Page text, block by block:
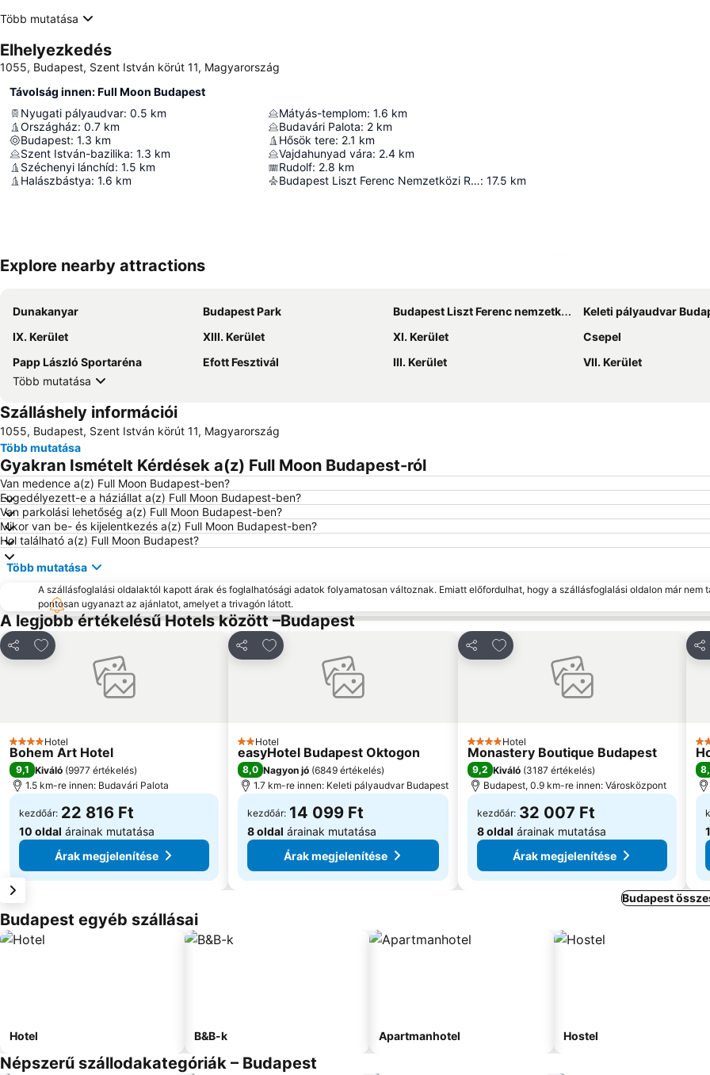
Több mutatása
Elhelyezkedés
1055, Budapest, Szent István körút 11, Magyarország
Távolság innen: Full Moon Budapest
Nyugati pályaudvar: 0.5 km
Országház: 0.7 km
Budapest: 1.3 km
Szent István-bazilika: 1.3 km
Széchenyi lánchíd: 1.5 km
Halászbástya: 1.6 km
Mátyás-templom: 1.6 km
Budavári Palota: 2 km
Hősök tere: 2.1 km
Vajdahunyad vára: 2.4 km
Rudolf: 2.8 km
Budapest Liszt Ferenc Nemzetközi Repülőtér: 17.5 km
Explore nearby attractions
Dunakanyar Budapest Park Budapest Liszt Ferenc nemzetközi repülőtér
Keleti pályaudvar
IX. Kerület
XIII. Kerület XI. Kerület
Csepel
Papp László Sportaréna
Efott Fesztivál III. Kerület
VII. Kerület
Több mutatása
Szálláshely információi
1055, Budapest, Szent István körút 11, Magyarország
Több mutatása
Gyakran Ismételt Kérdések a(z) Full Moon Budapest-ról
Van medence a(z) Full Moon Budapest-ben?
Engedélyezett-e a háziállat a(z) Full Moon Budapest-ben?
Van parkolási lehetőség a(z) Full Moon Budapest-ben?
Mikor van be- és kijelentkezés a(z) Full Moon Budapest-ben?
Hol található a(z) Full Moon Budapest?
Több mutatása
A szállásfoglalási oldalaktól kapott árak és foglalhatósági adatok folyamatosan változnak. Emiatt előfordulhat, hogy a szállásfoglalási oldalon már nem
pontosan ugyanazt az ajánlatot, amelyet a trivagón látott.
A legjobb értékelésű Hotels között –Budapest
Megosztás
Hozzáadás a kedvencekhez
4 Kategória
Hotel
Bohem Art Hotel
9,1 Kiváló (9977 értékelés)
1.5 km-re innen: Budavári Palota
kezdőár: 22 816 Ft
10 oldal árainak mutatása
Árak megjelenítése
Megosztás
Hozzáadás a kedvencekhez
2 Kategória
Hotel
easyHotel Budapest Oktogon
8,0 Nagyon jó (6849 értékelés)
1.7 km-re innen: Keleti pályaudvar Budapest
kezdőár: 14 099 Ft
8 oldal árainak mutatása
Árak megjelenítése
Megosztás
Hozzáadás a kedvencekhez
4 Kategória
Hotel
Monastery Boutique Budapest
9,2 Kiváló (3187 értékelés)
Budapest, 0.9 km-re innen: Városközpont
kezdőár: 32 007 Ft
8 oldal árainak mutatása
Árak megjelenítése
4
Budapest
Budapest egyéb szállásai
Hotel B&B-k Apartmanhotel Hostel
Népszerű szállodakategóriák – Budapest